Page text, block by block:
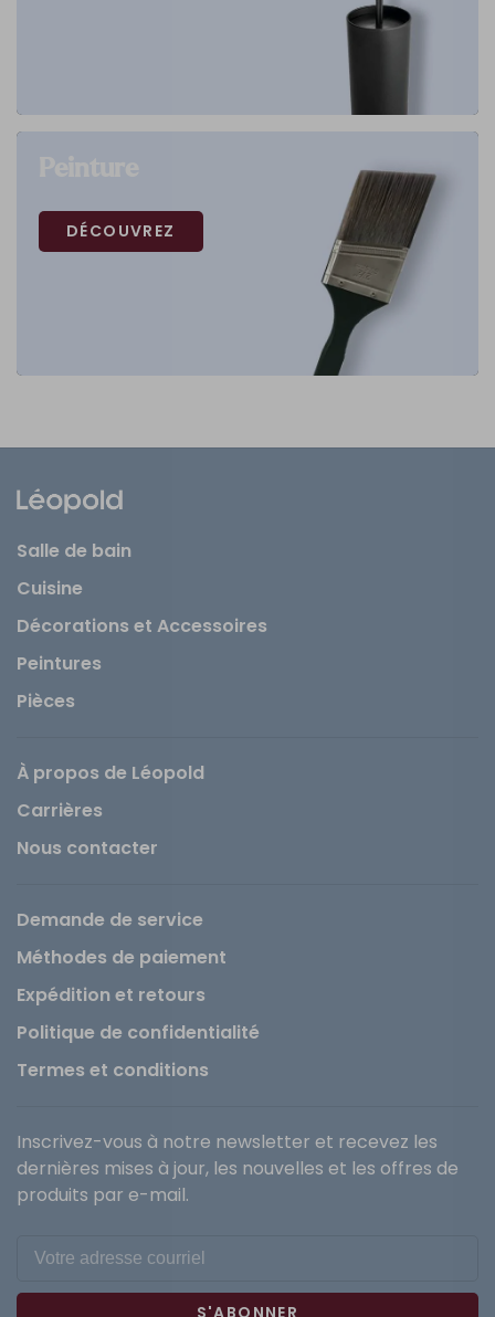
DÉCOUVREZ
Salle de bain
Cuisine
Décorations et Accessoires
Peintures
Pièces
À propos de Léopold
Carrières
Nous contacter
Demande de service
Méthodes de paiement
Expédition et retours
Politique de confidentialité
Termes et conditions
Inscrivez-vous à notre newsletter et recevez les
dernières mises à jour, les nouvelles et les offres de
produits par e-mail.